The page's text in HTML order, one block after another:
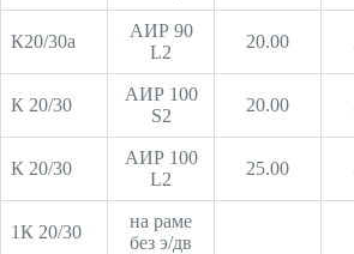
К20/30а
АИР 90
L2
20.00
К 20/30
АИР 100
S2
20.00
К 20/30
АИР 100
L2
25.00
1К 20/30
на раме
без э/дв